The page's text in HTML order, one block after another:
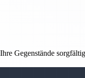
Gegenstände